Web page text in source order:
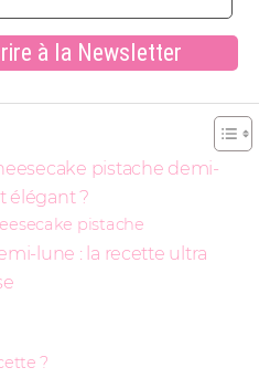
pistache demi-
élégant ?
pistache
lune : la recette ultra
?